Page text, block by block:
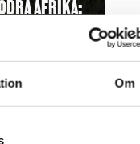
Om
AFRIKA: